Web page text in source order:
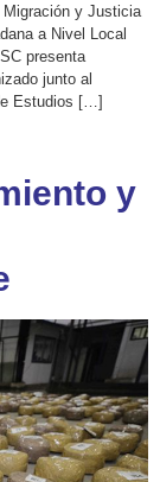
y Justicia
a Nivel Local
presenta
junto al
Estudios […]
y